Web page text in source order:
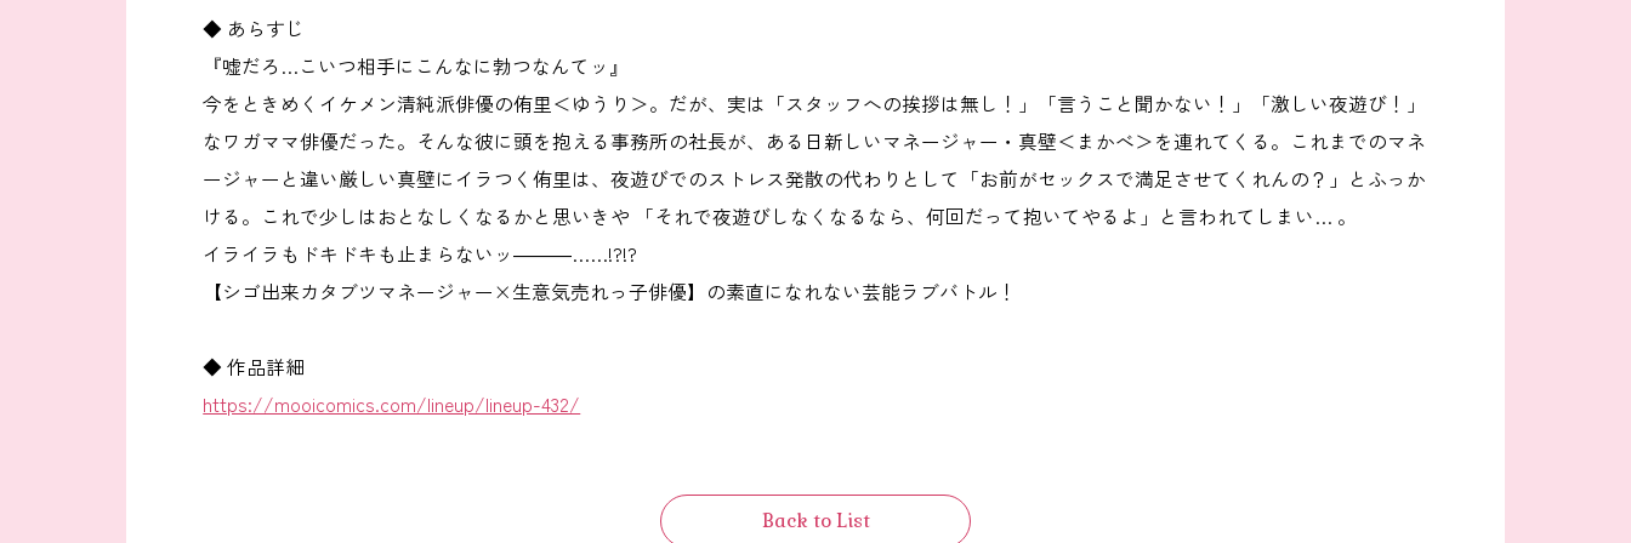
◆ あらすじ
『嘘だろ…こいつ相手にこんなに勃つなんてッ』
今をときめくイケメン清純派俳優の侑里＜ゆうり＞。だが、実は「スタッフへの挨拶は無し！」「言うこと聞かない！」「激しい夜遊び！」
なワガママ俳優だった。そんな彼に頭を抱える事務所の社長が、ある日新しいマネージャー・真壁＜まかべ＞を連れてくる。これまでのマネ
ージャーと違い厳しい真壁にイラつく侑里は、夜遊びでのストレス発散の代わりとして「お前がセックスで満足させてくれんの？」とふっか
ける。これで少しはおとなしくなるかと思いきや 「それで夜遊びしなくなるなら、何回だって抱いてやるよ」と言われてしまい… 。
イライラもドキドキも止まらないッ―――……!?!?
【シゴ出来カタブツマネージャー×生意気売れっ子俳優】の素直になれない芸能ラブバトル！
◆ 作品詳細
https://mooicomics.com/lineup/lineup-432/
Back to List